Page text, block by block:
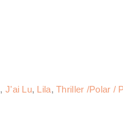
, J'ai Lu, Lila,Thriller /Polar /